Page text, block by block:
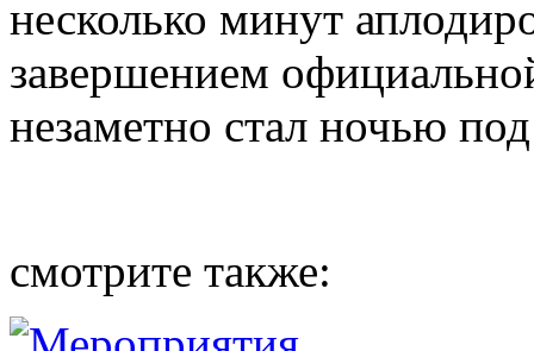
несколько минут
завершением
незаметно стал ночью
смотрите также: